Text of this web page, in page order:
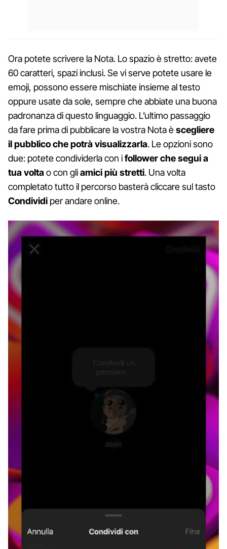
Ora potete scrivere la Nota. Lo spazio è stretto: avete
60 caratteri, spazi inclusi. Se vi serve potete usare le
emoji, possono essere mischiate insieme al testo
oppure usate da sole, sempre che abbiate una buona
padronanza di questo linguaggio. L’ultimo passaggio
da fare prima di pubblicare la vostra Nota èscegliere
il pubblico che potrà visualizzarla. Le opzioni sono
due: potete condividerla con ifollower che segui a
tua voltao con gliamici più stretti. Una volta
completato tutto il percorso basterà cliccare sul tasto
Condividi per andare online.